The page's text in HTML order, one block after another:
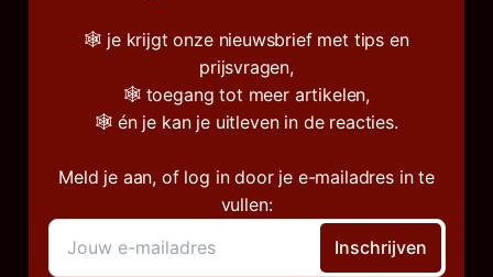
🕸️ je krijgt onze nieuwsbrief met tips en
prijsvragen,
🕸️ toegang tot meer artikelen,
🕸️ én je kan je uitleven in de reacties.
Meld je aan, of log in door je e-mailadres in te
vullen: